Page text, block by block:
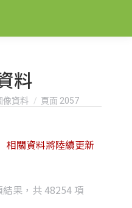
料
像資料 頁面 2057
果，共 48254 項
關資料將陸續更新